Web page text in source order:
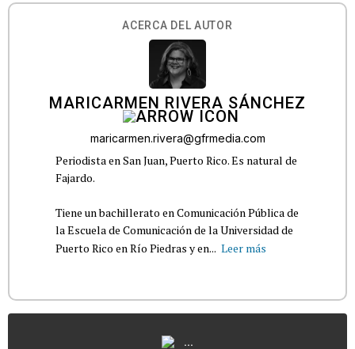
ACERCA DEL AUTOR
MARICARMEN RIVERA SÁNCHEZ
maricarmen.rivera@gfrmedia.com
Periodista en San Juan, Puerto Rico. Es natural de
Fajardo.
Tiene un bachillerato en Comunicación Pública de
la Escuela de Comunicación de la Universidad de
Puerto Rico en Río Piedras y en... Leer más
...